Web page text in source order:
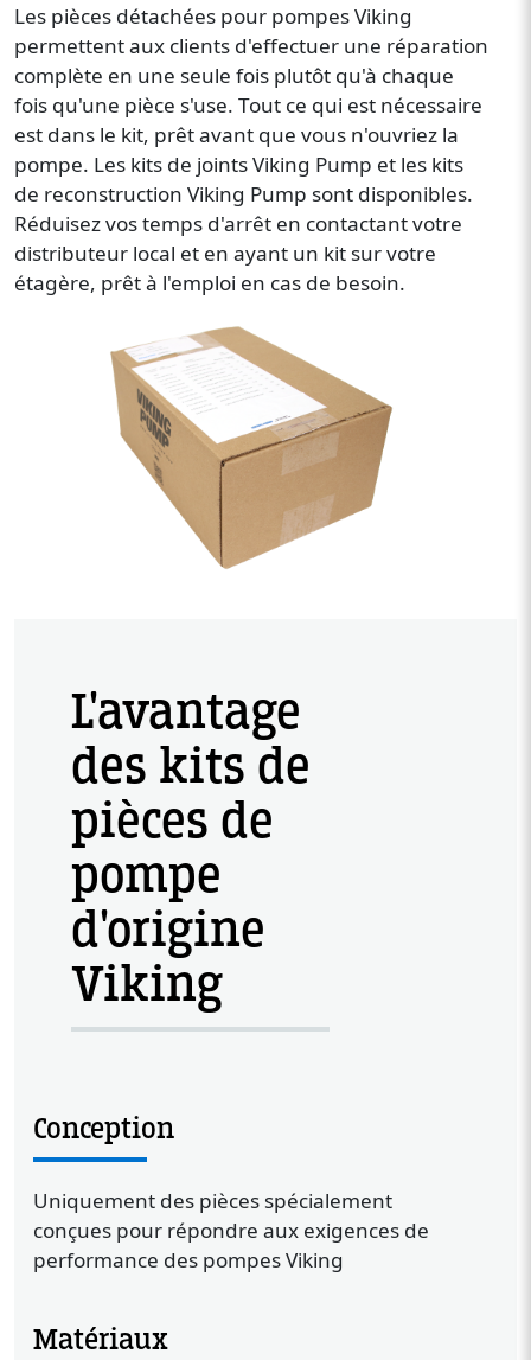
Les pièces détachées pour pompes Viking
permettent aux clients d'effectuer une réparation
complète en une seule fois plutôt qu'à chaque
fois qu'une pièce s'use. Tout ce qui est nécessaire
est dans le kit, prêt avant que vous n'ouvriez la
pompe. Les kits de joints Viking Pump et les kits
de reconstruction Viking Pump sont disponibles.
Réduisez vos temps d'arrêt en contactant votre
distributeur local et en ayant un kit sur votre
étagère, prêt à l'emploi en cas de besoin.
Image
L'avantage
des kits de
pièces de
pompe
d'origine
Viking
Conception
Uniquement des pièces spécialement
conçues pour répondre aux exigences de
performance des pompes Viking
Matériaux